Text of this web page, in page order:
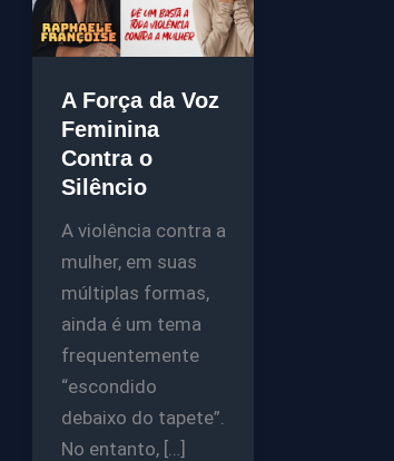
A Força da Voz
Feminina
Contra o
Silêncio
A violência contra a
mulher, em suas
múltiplas formas,
ainda é um tema
frequentemente
“escondido
debaixo do tapete”.
No entanto, […]